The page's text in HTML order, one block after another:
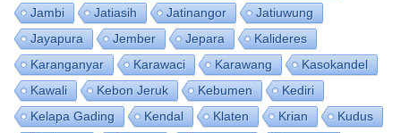
Jambi
Jatiasih Jatinangor
Jatiuwung
Jayapura
Jember Jepara
Kalideres
Karanganyar
Karawaci Karawang
Kasokandel
Kawali
Kebon Jeruk Kebumen
Kediri
Kelapa Gading
Kendal Klaten Krian
Kudus